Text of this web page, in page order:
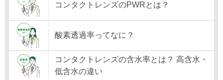
コンタクトレンズのPWRとは？
酸素透過率ってなに？
コンタクトレンズの含水率とは？ 高含水・
低含水の違い